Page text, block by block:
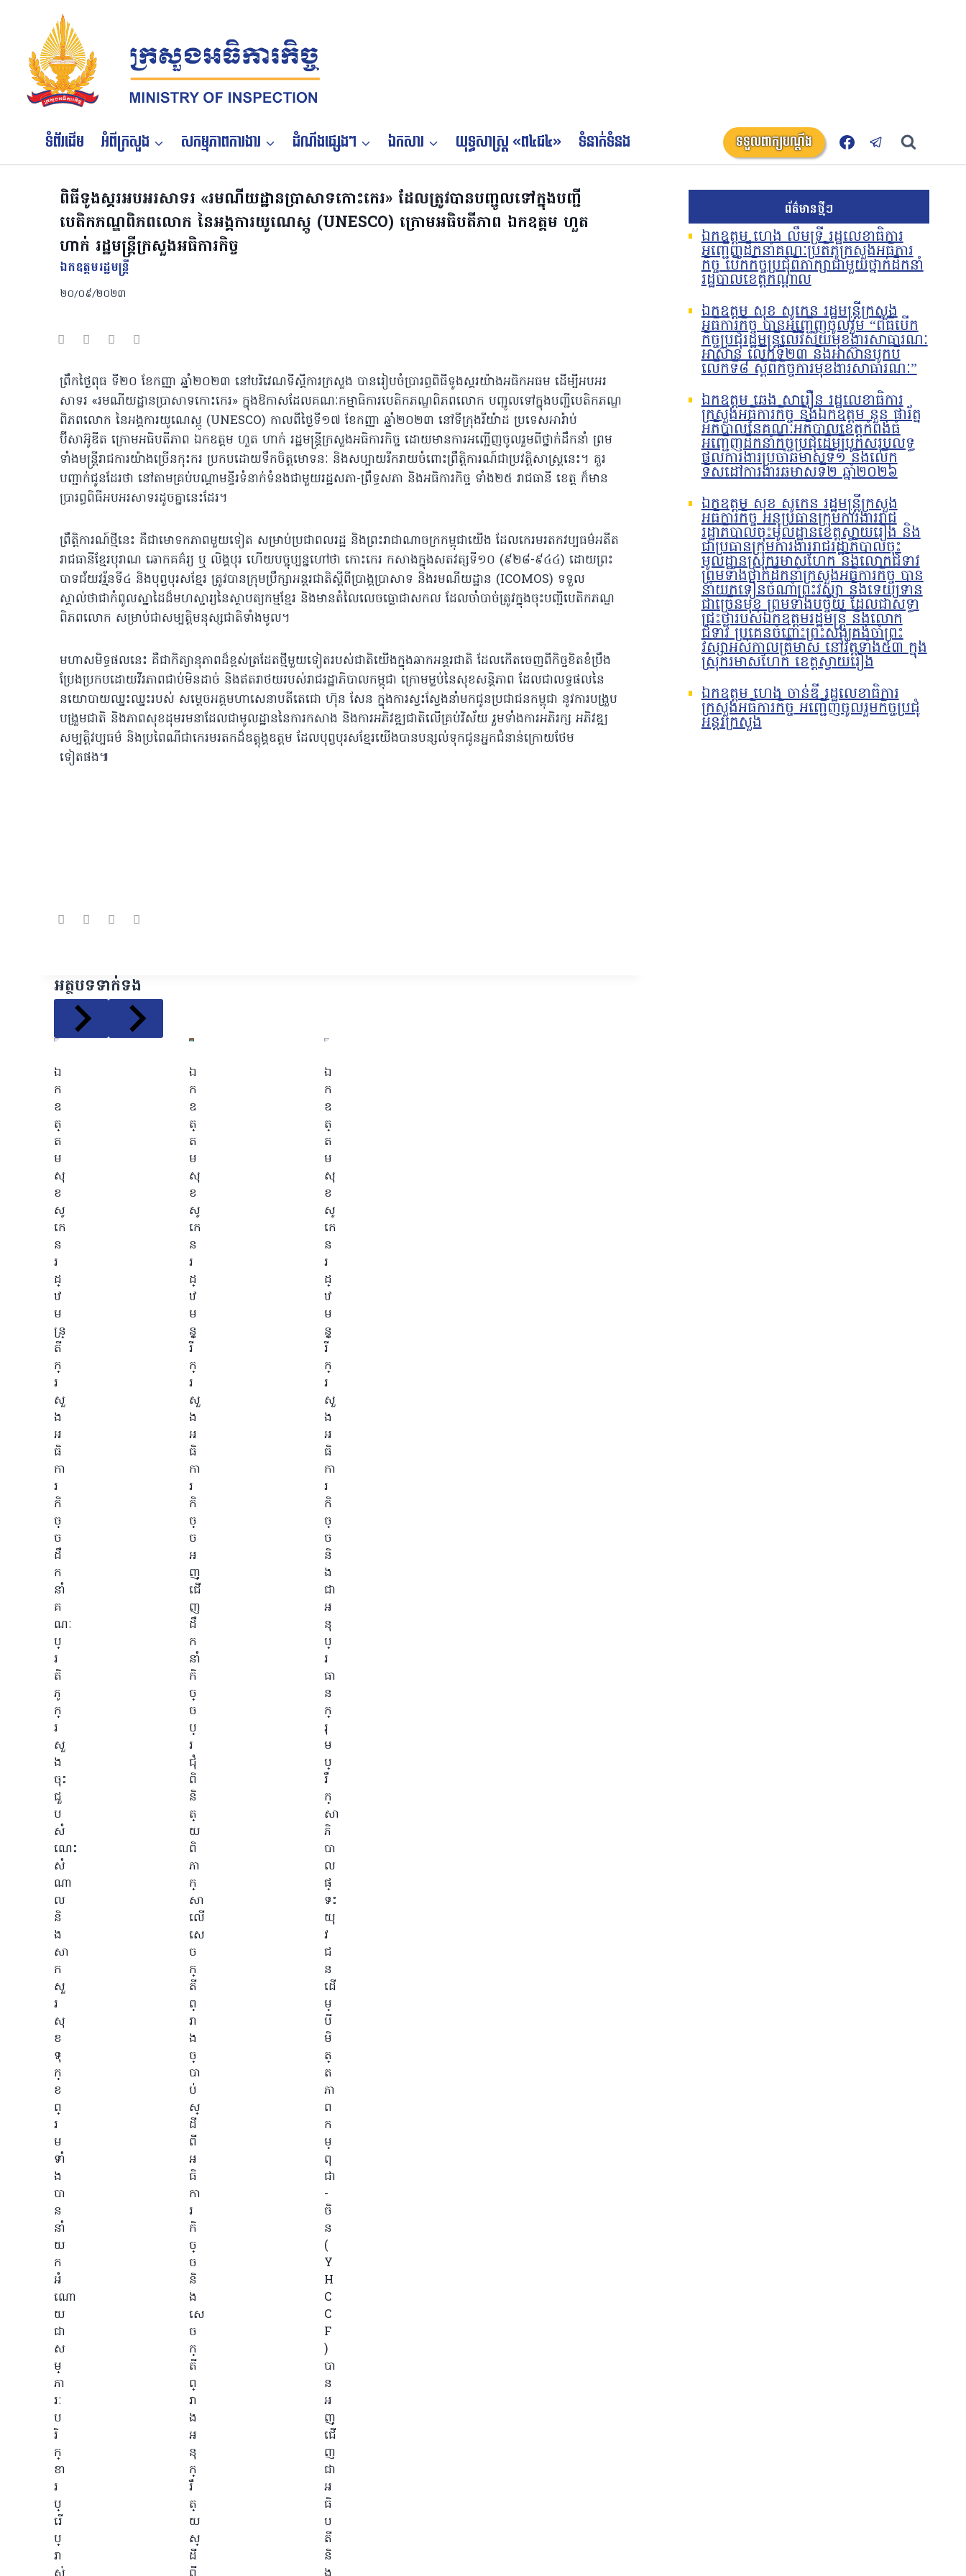
content
ទំព័រដើម អំពីក្រសួង សកម្មភាពការងារ ដំណឹងផ្សេងៗ ឯកសារ យុទ្ធសាស្ត្រ «ព៤ជ៤» ទំនាក់ទំនង ទទួលពាក្យបណ្តឹង
ពិធីទូងស្គរអបអរសាទរ «រមណីយដ្ឋានប្រាសាទកោះកេរ» ដែលត្រូវបានបញ្ជូលទៅក្នុងបញ្ជី
បេតិកភណ្ឌពិភពលោក នៃអង្គការយូណេស្កូ (UNESCO) ក្រោមអធិបតីភាព ឯកឧត្តម ហួត
ហាក់ រដ្ឋមន្រ្តីក្រសួងអធិការកិច្ច
ឯកឧត្ដមរដ្ឋមន្ត្រី
២០/០៩/២០២៣
ព្រឹកថ្ងៃពុធ ទី២០ ខែកញ្ញា ឆ្នាំ២០២៣ នៅបរិវេណទីស្តីការក្រសួង បានរៀបចំប្រារព្ធពិធីទូងស្គរយ៉ាងអធិកអធម ដើម្បីអបអរ
សាទរ «រមណីយដ្ឋានប្រាសាទកោះកេរ» ក្នុងឱកាសដែលគណៈកម្មាធិការបេតិកភណ្ឌពិភពលោក បញ្ជូលទៅក្នុងបញ្ជីបេតិកភណ្ឌ
ពិភពលោក នៃអង្គការយូណេស្កូ (UNESCO) កាលពីថ្ងៃទី១៧ ខែកញ្ញា ឆ្នាំ២០២៣ នៅទីក្រុងរីយ៉ាដ ប្រទេសអារ៉ាប់
ប៊ីសាអ៊ូឌីត ក្រោមអធិបតីភាព ឯកឧត្តម ហួត ហាក់ រដ្ឋមន្រ្តីក្រសួងអធិការកិច្ច ដោយមានការអញ្ជើញចូលរួមពីថ្នាក់ដឹកនាំ ព្រម
ទាំងមន្រ្តីរាជការយ៉ាងច្រើនកុះករ ប្រកបដោយទឹកចិត្តមោទនៈ និងសប្បាយរីករាយចំពោះព្រឹត្តិការណ៍ជាប្រវត្តិសាស្រ្តនេះ។ គួរ
បញ្ជាក់ជូនដែរថា នៅតាមគ្រប់បណ្តាមន្ទីរទំនាក់ទំនងជាមួយរដ្ឋសភា-ព្រឹទ្ធសភា និងអធិការកិច្ច ទាំង២៥ រាជធានី ខេត្ត ក៏មាន
ប្រារព្ធពិធីអបអរសាទរដូចគ្នានេះដែរ។
ព្រឹត្តិការណ៍ថ្មីនេះ គឺជាមោទកភាពមួយទៀត សម្រាប់ប្រជាពលរដ្ឋ និងព្រះរាជាណាចក្រកម្ពុជាយើង ដែលកេរមរតកវប្បធម៌អតីត
រាជធានីខ្មែរបុរាណ ឆោកគគ៌រ្យ ឬ លិង្គបុរ ហើយបច្ចុប្បន្នហៅថា កោះកេរ កសាងក្នុងសតវត្សទី១០ (៩២៨-៩៤៤) ដោយព្រះ
បាទជ័យវរ្ម័នទី៤ និងបុព្វបុរសខ្មែរ ត្រូវបានក្រុមប្រឹក្សាអន្តរជាតិស្តីពីប្រាង្គប្រាសាទ និងរមណីយដ្ឋាន (ICOMOS) ទទួល
ស្គាល់ថាជាកំពូលស្នាដៃដ៏មហស្ចារ្យនៃស្ថាបត្យកម្មខ្មែរ និងមានតំលៃលេចធ្លោជាសកល ដែលចាំបាច់ត្រូវក្នុងចុះបញ្ជីបេតិកភណ្ឌ
ពិភពលោក សម្រាប់ជាសម្បត្តិមនុស្សជាតិទាំងមូល។
មហាសមិទ្ធផលនេះ គឺជាកិត្យានុភាពដ៏ខ្ពស់ត្រដែតថ្មីមួយទៀតរបស់ជាតិយើងក្នុងឆាកអន្តរជាតិ ដែលកើតចេញពីកិច្ចខិតខំប្រឹង
ប្រែងប្រកបដោយវីរភាពជាប់មិនដាច់ និងឥតរាថយរបស់រាជរដ្ឋាភិបាលកម្ពុជា ក្រោមម្លប់នៃសុខសន្តិភាព ដែលជាលទ្ធផលនៃ
នយោបាយឈ្នះឈ្នះរបស់ សម្តេចអគ្គមហាសេនាបតីតេជោ ហ៊ុន សែន ក្នុងការស្វះស្វែងនាំមកជូនប្រជាជនកម្ពុជា នូវការបង្រួប
បង្រួមជាតិ និងភាពសុខដុមរមនាដែលជាមូលដ្ឋាននៃការកសាង និងការអភិវឌ្ឍជាតិលើគ្រប់វិស័យ រួមទាំងការអភិរក្ស អភិវឌ្ឍ
សម្បត្តិវប្បធម៌ និងប្រពៃណីជាកេរមរតកដ៏ឧត្តុង្គឧត្តម ដែលបុព្វបុរសខ្មែរយើងបានបន្សល់ទុកជូនអ្នកជំនាន់ក្រោយថែម
ទៀតផង៕
អត្ថបទទាក់ទង
ឯ
ក
ឧ
ត្
ត
ម
សុ
ខ
សូ
កេ
ន
រ
ដ្
ឋ
ម
ន្រ្
តី
ក្
រ
សួ
ង
អ
ធិ
កា
រ
កិ
ច្
ច
ដឹ
ក
នាំ
គ
ណៈ
ប្
រ
តិ
ភូ
ក្
រ
សួ
ង
ចុះ
ជួ
ប
សំ
ណេះ
សំ
ណា
ល
និ
ង
សា
ក
សួ
រ
សុ
ខ
ទុ
ក្
ខ
ព្
រ
ម
ទាំ
ង
បា
ន
នាំ
យ
ក
អំ
ណោ
យ
ជា
ស
ម្
ភា
រៈ
ប
រិ
ក្
ខា
រ
ប្
រើ
ប្
រា
ឯ
ក
ឧ
ត្
ត
ម
សុ
ខ
សូ
កេ
ន
រ
ដ្
ឋ
ម
ន្ត្
រី
ក្
រ
សួ
ង
អ
ធិ
កា
រ
កិ
ច្
ច
អ
ញ្
ជើ
ញ
ដឹ
ក
នាំ
កិ
ច្
ច
ប្
រ
ជុំ
ពិ
និ
ត្
យ
ពិ
ភា
ក្
សា
លើ
សេ
ច
ក្
តី
ព្
រា
ង
ច្
បា
ប់
ស្
ដី
ពី
អ
ធិ
កា
រ
កិ
ច្
ច
និ
ង
សេ
ច
ក្
តី
ព្
រា
ង
អ
នុ
ក្
រឹ
ត្
យ
ស្
ដី
ឯ
ក
ឧ
ត្
ត
ម
សុ
ខ
សូ
កេ
ន
រ
ដ្
ឋ
ម
ន្ត្
រី
ក្
រ
សួ
ង
អ
ធិ
កា
រ
កិ
ច្
ច
និ
ង
ជា
អ
នុ
ប្
រ
ធា
ន
ក្
រុ
ម
ប្
រឹ
ក្
សា
ភិ
បា
ល
ផ្
ទះ
យុ
វ
ជ
ន
ដើ
ម្
បី
មិ
ត្
ត
ភា
ព
ក
ម្
ពុ
ជា
-
ចិ
ន
(
Y
H
C
C
F
)
បា
ន
អ
ញ្
ជើ
ញ
ជា
អ
ធិ
ប
តី
និ
ព័ត៌មានថ្មីៗ
ឯកឧត្តម ហេង លឹមទ្រី រដ្ឋលេខាធិការ
អញ្ជើញដឹកនាំគណៈប្រតិភូក្រសួងអធិការ
កិច្ច បើកកិច្ចប្រជុំពិភាក្សាជាមួយថ្នាក់ដឹកនាំ
រដ្ឋបាលខេត្តកណ្តាល
ឯកឧត្តម សុខ សូកេន រដ្ឋមន្រ្តីក្រសួង
អធិការកិច្ច បានអញ្ជើញចូលរួម “ពិធីបើក
កិច្ចប្រជុំរដ្ឋមន្ត្រីលើវិស័យមុខងារសាធារណៈ
អាស៊ាន លើកទី២៣ និងអាស៊ានបូកបី
លើកទី៨ ស្តីពីកិច្ចការមុខងារសាធារណៈ”
ឯកឧត្តម ឆេង សារឿន រដ្ឋលេខាធិការ
ក្រសួងអធិការកិច្ច និងឯកឧត្តម នួន ផារ័ត្ន
អភិបាលនៃគណៈអភិបាលខេត្តកំពង់ធំ
អញ្ជើញដឹកនាំកិច្ចប្រជុំដើម្បីបូកសរុបលទ្ធ
ផលការងារប្រចាំឆមាសទី១ និងលើក
ទិសដៅការងារឆមាសទី២ ឆ្នាំ២០២៦
ឯកឧត្តម សុខ សូកេន រដ្ឋមន្រ្តីក្រសួង
អធិការកិច្ច អនុប្រធានក្រុមការងាររាជ
រដ្ឋាភិបាលចុះមូលដ្ឋានខេត្តស្វាយរៀង និង
ជាប្រធានក្រុមការងាររាជរដ្ឋាភិបាលចុះ
មូលដ្ឋានស្រុករមាសហែក និងលោកជំទាវ
ព្រមទាំងថ្នាក់ដឹកនាំក្រសួងអធិការកិច្ច បាន
នាំយកទៀនចំណាំព្រះវស្សា និងទេយ្យទាន
ជាច្រើនមុខ ព្រមទាំងបច្ច័យ ដែលជាសទ្ធា
ជ្រះថ្លារបស់ឯកឧត្តមរដ្ឋមន្រ្តី និងលោក
ជំទាវ ប្រគេនចំពោះព្រះសង្ឃគង់ចាំព្រះ
វស្សាអស់កាលត្រីមាស នៅវត្តទាំង៥៣ ក្នុង
ស្រុករមាសហែក ខេត្តស្វាយរៀង
ឯកឧត្តម ហេង ចាន់ឌី រដ្ឋលេខាធិការ
ក្រសួងអធិការកិច្ច អញ្ជើញចូលរួមកិច្ចប្រជុំ
អន្តរក្រសួង